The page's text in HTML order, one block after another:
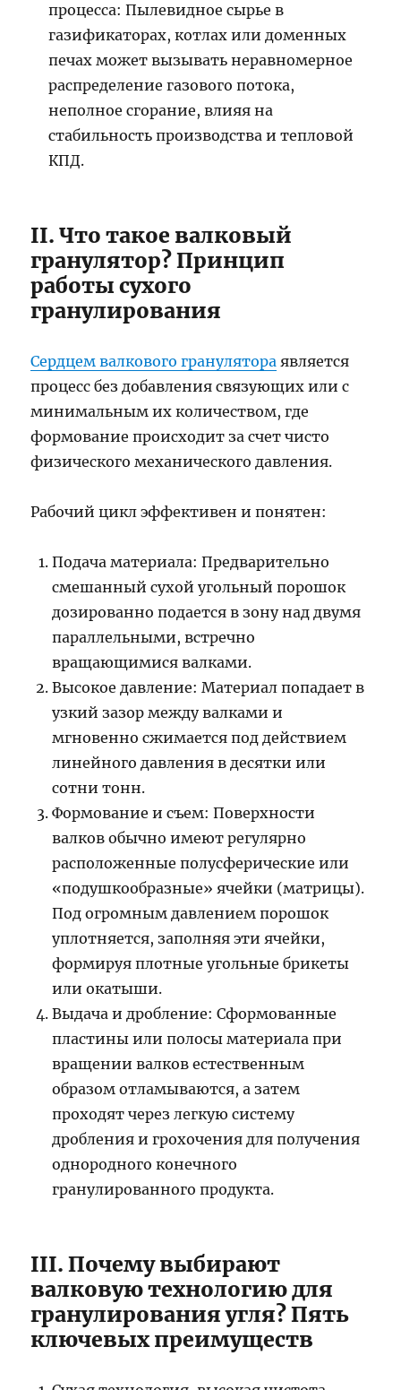
процесса: Пылевидное сырье в
газификаторах, котлах или доменных
печах может вызывать неравномерное
распределение газового потока,
неполное сгорание, влияя на
стабильность производства и тепловой
КПД.
II. Что такое валковый
гранулятор? Принцип
работы сухого
гранулирования
Сердцем валкового гранулятора является
процесс без добавления связующих или с
минимальным их количеством, где
формование происходит за счет чисто
физического механического давления.
Рабочий цикл эффективен и понятен:
Подача материала: Предварительно
смешанный сухой угольный порошок
дозированно подается в зону над двумя
параллельными, встречно
вращающимися валками.
Высокое давление: Материал попадает в
узкий зазор между валками и
мгновенно сжимается под действием
линейного давления в десятки или
сотни тонн.
Формование и съем: Поверхности
валков обычно имеют регулярно
расположенные полусферические или
«подушкообразные» ячейки (матрицы).
Под огромным давлением порошок
уплотняется, заполняя эти ячейки,
формируя плотные угольные брикеты
или окатыши.
Выдача и дробление: Сформованные
пластины или полосы материала при
вращении валков естественным
образом отламываются, а затем
проходят через легкую систему
дробления и грохочения для получения
однородного конечного
гранулированного продукта.
III. Почему выбирают
валковую технологию для
гранулирования угля? Пять
ключевых преимуществ